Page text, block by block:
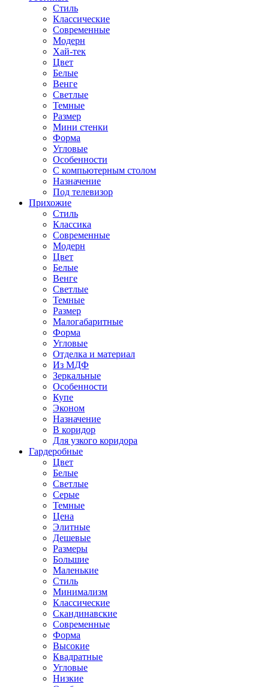
Стиль
Классические
Современные
Модерн
Хай-тек
Цвет
Белые
Венге
Светлые
Темные
Размер
Мини стенки
Форма
Угловые
Особенности
С компьютерным столом
Назначение
Под телевизор
Прихожие
Стиль
Классика
Современные
Модерн
Цвет
Белые
Венге
Светлые
Темные
Размер
Малогабаритные
Форма
Угловые
Отделка и материал
Из МДФ
Зеркальные
Особенности
Купе
Эконом
Назначение
В коридор
Для узкого коридора
Гардеробные
Цвет
Белые
Светлые
Серые
Темные
Цена
Элитные
Дешевые
Размеры
Большие
Маленькие
Стиль
Минимализм
Классические
Скандинавские
Современные
Форма
Высокие
Квадратные
Угловые
Низкие